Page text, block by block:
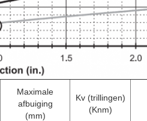
Maximale
afbuiging
(mm)
Kv (trillingen)
(Knm)